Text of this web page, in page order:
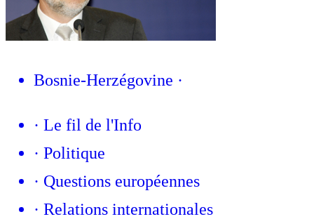
Bosnie-Herzégovine ·
· Le fil de l'Info
· Politique
· Questions européennes
· Relations internationales